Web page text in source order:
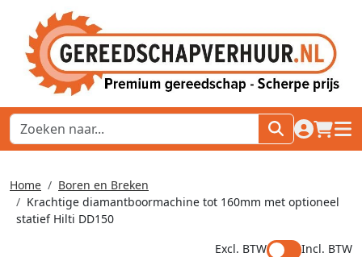
naar
Home
Boren en Breken
Krachtige diamantboormachine tot 160mm met optioneel
statief Hilti DD150
Excl. BTW
Incl. BTW